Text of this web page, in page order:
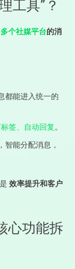
工具”？
个社媒平台的消
都能进入统一的
签、自动回复。
智能分配消息，
效率提升和客户
心功能拆